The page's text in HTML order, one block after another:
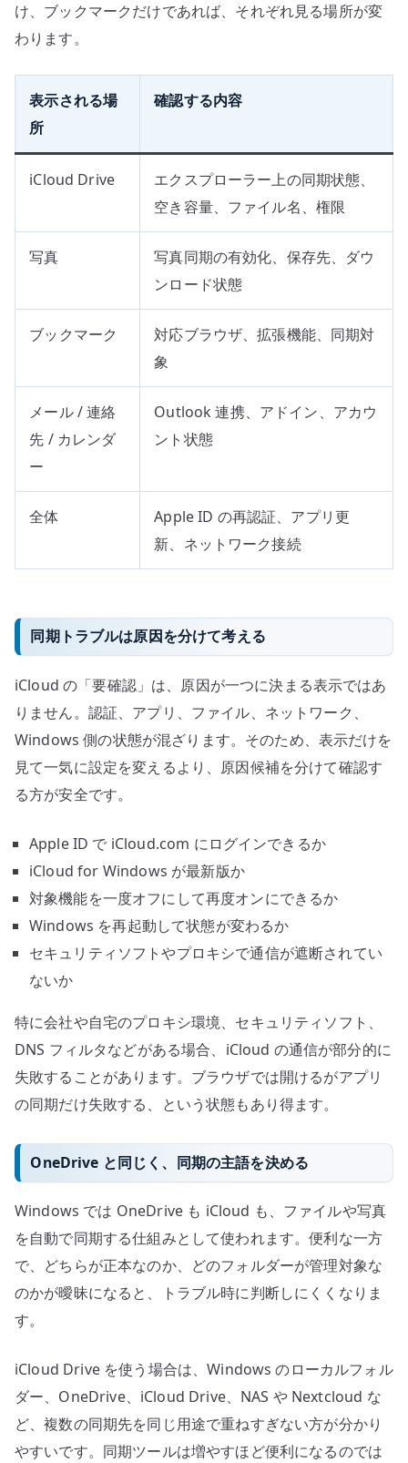
け、ブックマークだけであれば、それぞれ見る場所が変
わります。
表示される場
所
確認する内容
iCloud Drive
エクスプローラー上の同期状態、
空き容量、ファイル名、権限
写真
写真同期の有効化、保存先、ダウ
ンロード状態
ブックマーク
対応ブラウザ、拡張機能、同期対
象
メール / 連絡
先 / カレンダ
ー
Outlook 連携、アドイン、アカウ
ント状態
全体
Apple ID の再認証、アプリ更
新、ネットワーク接続
同期トラブルは原因を分けて考える
iCloud の「要確認」は、原因が一つに決まる表示ではあ
りません。認証、アプリ、ファイル、ネットワーク、
Windows 側の状態が混ざります。そのため、表示だけを
見て一気に設定を変えるより、原因候補を分けて確認す
る方が安全です。
Apple ID で iCloud.com にログインできるか
iCloud for Windows が最新版か
対象機能を一度オフにして再度オンにできるか
Windows を再起動して状態が変わるか
セキュリティソフトやプロキシで通信が遮断されてい
ないか
特に会社や自宅のプロキシ環境、セキュリティソフト、
DNS フィルタなどがある場合、iCloud の通信が部分的に
失敗することがあります。ブラウザでは開けるがアプリ
の同期だけ失敗する、という状態もあり得ます。
OneDrive と同じく、同期の主語を決める
Windows では OneDrive も iCloud も、ファイルや写真
を自動で同期する仕組みとして使われます。便利な一方
で、どちらが正本なのか、どのフォルダーが管理対象な
のかが曖昧になると、トラブル時に判断しにくくなりま
す。
iCloud Drive を使う場合は、Windows のローカルフォル
ダー、OneDrive、iCloud Drive、NAS や Nextcloud な
ど、複数の同期先を同じ用途で重ねすぎない方が分かり
やすいです。同期ツールは増やすほど便利になるのでは